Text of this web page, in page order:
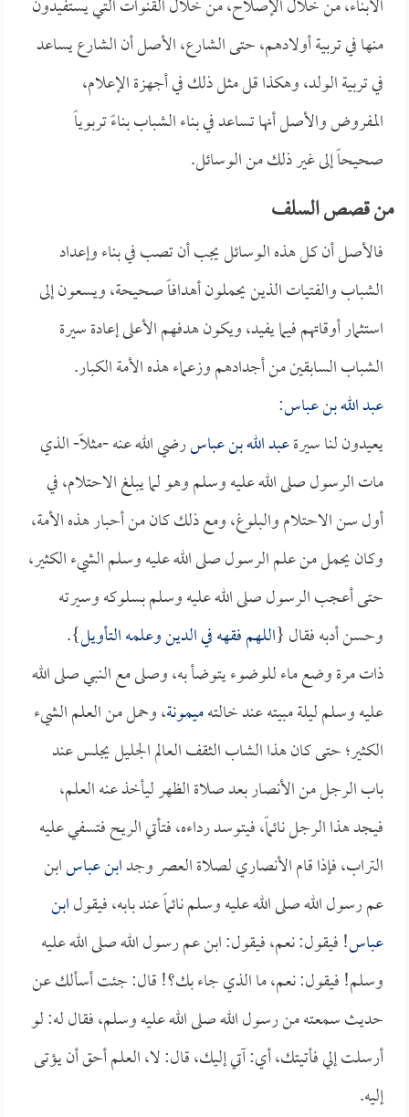
الأبناء، من خلال الإصلاح، من خلال القنوات التي يستفيدون
منها في تربية أولادهم، حتى الشارع، الأصل أن الشارع يساعد
في تربية الولد، وهكذا قل مثل ذلك في أجهزة الإعلام،
المفروض والأصل أنها تساعد في بناء الشباب بناءً تربوياً
صحيحاً إلى غير ذلك من الوسائل.
من قصص السلف
فالأصل أن كل هذه الوسائل يجب أن تصب في بناء وإعداد
الشباب والفتيات الذين يحملون أهدافاً صحيحة، ويسعون إلى
استثمار أوقاتهم فيما يفيد، ويكون هدفهم الأعلى إعادة سيرة
الشباب السابقين من أجدادهم وزعماء هذه الأمة الكبار.
عبد الله بن عباس:
يعيدون لنا سيرةعبد الله بن عباسرضي الله عنه -مثلاً- الذي
مات الرسول صلى الله عليه وسلم وهو لما يبلغ الاحتلام، في
أول سن الاحتلام والبلوغ، ومع ذلك كان من أحبار هذه الأمة،
وكان يحمل من علم الرسول صلى الله عليه وسلم الشيء الكثير،
حتى أعجب الرسول صلى الله عليه وسلم بسلوكه وسيرته
وحسن أدبه فقال {اللهم فقهه في الدين وعلمه التأويل}.
ذات مرة وضع ماء للوضوء يتوضأ به، وصلى مع النبي صلى الله
عليه وسلم ليلة مبيته عند خالتهميمونة، وحمل من العلم الشيء
الكثير؛ حتى كان هذا الشاب الثقف العالم الجليل يجلس عند
باب الرجل من الأنصار بعد صلاة الظهر ليأخذ عنه العلم،
فيجد هذا الرجل نائماً، فيتوسد رداءه، فتأتي الريح فتسفي عليه
التراب، فإذا قام الأنصاري لصلاة العصر وجدابن عباسابن
عم رسول الله صلى الله عليه وسلم نائماً عند بابه، فيقولابن
عباس! فيقول: نعم، فيقول: ابن عم رسول الله صلى الله عليه
وسلم! فيقول: نعم، ما الذي جاء بك؟! قال: جئت أسألك عن
حديث سمعته من رسول الله صلى الله عليه وسلم، فقال له: لو
أرسلت إلي فأتيتك، أي: آتي إليك، قال: لا، العلم أحق أن يؤتى
إليه.